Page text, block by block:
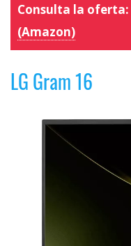
Consulta la oferta:
(Amazon)
LG Gram 16